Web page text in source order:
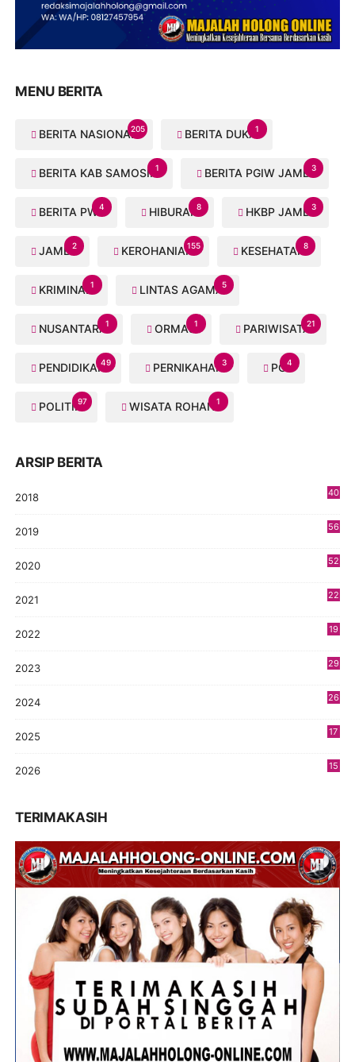
MENU BERITA
BERITA NASIONAL205 BERITA DUKA1
BERITA KAB SAMOSIR1 BERITA PGIW JAMBI3
BERITA PWI4 HIBURAN8 HKBP JAMBI3
JAMBI2 KEROHANIAN155 KESEHATAN8
KRIMINAL1 LINTAS AGAMA5
NUSANTARA1 ORMAS1 PARIWISATA21
PENDIDIKAN49 PERNIKAHAN3 PGI4
POLITIK97 WISATA ROHANI1
ARSIP BERITA
2018
40
2019
56
2020
52
2021
22
2022
19
2023
29
2024
26
2025
17
2026
15
TERIMAKASIH